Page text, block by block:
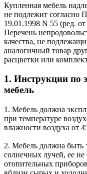
Купленная мебель
не подлежит согласно
19.01.1998 N 55 (ред.
Перечень
качества, не
аналогичный товар
расцветки или
1. Инструкции по
мебель
1. Мебель должна
при температуре
влажности воздуха от
2. Мебель должна быть
солнечных лучей, ее не
отопительных